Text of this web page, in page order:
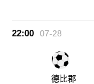
22:00 07-28
德比郡